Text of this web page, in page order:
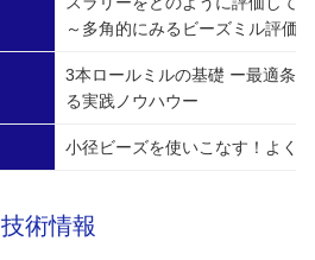
～多角的にみるビーズミル評価
3本ロールミルの基礎 ー最適条
る実践ノウハウー
小径ビーズを使いこなす！よく
技術情報